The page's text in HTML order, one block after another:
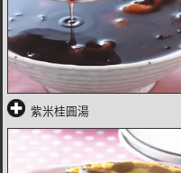
紫米桂圓湯